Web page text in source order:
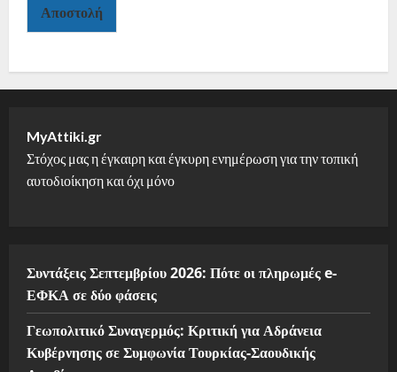
Αποστολή
MyAttiki.gr
Στόχος μας η έγκαιρη και έγκυρη ενημέρωση για την τοπική
αυτοδιοίκηση και όχι μόνο
Συντάξεις Σεπτεμβρίου 2026: Πότε οι πληρωμές e-
ΕΦΚΑ σε δύο φάσεις
Γεωπολιτικό Συναγερμός: Κριτική για Αδράνεια
Κυβέρνησης σε Συμφωνία Τουρκίας-Σαουδικής